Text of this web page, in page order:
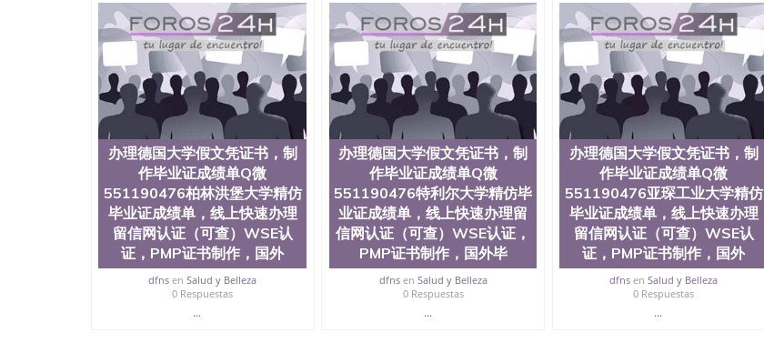
塞州立大学学历证书（San Jose State University）澳洲读书未毕业找人做文凭学位qq微信551190476澳洲
读CQU中央昆士兰大学学历 绩单购买学位证书/澳洲读本科硕士做文凭/购买澳洲大学毕业证成绩单假文凭
学历offieUniversityofSouthernQueensland 澳洲读书未毕业找人做文凭学位qq微信551190476澳洲读CQU中
央昆士兰大学学历成绩单购买学位证书/澳洲读本科硕士做文凭/购买澳洲大学毕业证成绩单假文凭学历办
理德国大学假文凭证书，制作毕业证成绩单Q微\551190476办理吕贝克大学精仿毕业证成绩单，线上快速
办理留信网认证（可查）WSE认证，PMP证书制作，国外毕业证成绩单遗失补办 Uni Luebeck
办理德国大学假文凭证书，制
作毕业证成绩单Q微
551190476柏林洪堡大学精仿
毕业证成绩单，线上快速办理
留信网认证（可查）WSE认
证，PMP证书制作，国外
dfns enSalud y Belleza
0 Respuestas
...
办理德国大学假文凭证书，制
作毕业证成绩单Q微
551190476特利尔大学精仿毕
业证成绩单，线上快速办理留
信网认证（可查）WSE认证，
PMP证书制作，国外毕
dfnsen Salud y Belleza
0 Respuestas
...
办理德国大学假文凭证书，制
作毕业证成绩单Q微
551190476亚琛工业大学精仿
毕业证成绩单，线上快速办理
留信网认证（可查）WSE认
证，PMP证书制作，国外
dfns enSalud y Belleza
0 Respuestas
...